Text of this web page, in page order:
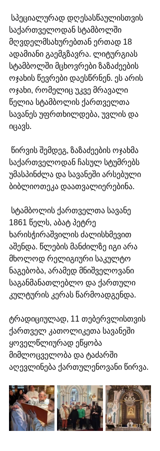
სპეციალურად დღესასწაულისთვის
საქართველოდან სტამბოლში
მღვდელმსახურებთან ერთად 18
ადამიანი გაემგზავრა. ლიტურგიას
სტამბოლში მცხოვრები ზაზაძეების
ოჯახის წევრები დაესწრნენ. ეს არის
ოჯახი, რომელიც უკვე მრავალი
წელია სტამბოლის ქართველთა
სავანეს უფრთხილდება, უვლის და
იცავს.
წირვის შემდეგ, ზაზაძეების ოჯახმა
საქართველოდან ჩასულ სტუმრებს
უმასპინძლა და სავანეში არსებული
ბიბლიოთეკა დაათვალიერებინა.
სტამბოლის ქართველთა სავანე
1861 წელს, აბატ პეტრე
ხარისჭირაშვილის ძალისხმევით
აშენდა. წლების მანძილზე იგი არა
მხოლოდ რელიგიური საკულტო
ნაგებობა, არამედ მნიშველოვანი
საგანმანათლებლო და ქართული
კულტურის კერას წარმოადგენდა.
ტრადიციულად, 11 თებერვლისთვის
ქართველ კათოლიკეთა სავანეში
ყოველწლიურად ეწყობა
მიმლოცველობა და ტაძარში
აღევლინება ქართულენოვანი წირვა.